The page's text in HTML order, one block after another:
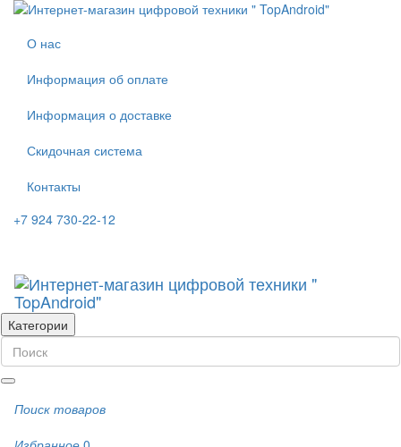
О нас
Информация об оплате
Информация о доставке
Скидочная система
Контакты
+7 924 730-22-12
Категории
Поиск товаров